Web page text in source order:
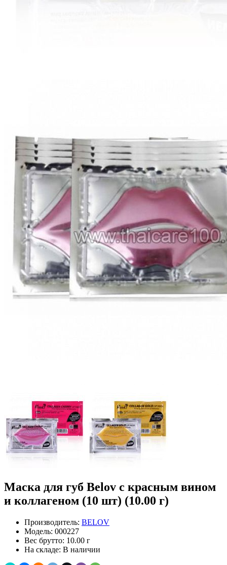
Маска для губ Belov с красным вином
и коллагеном (10 шт) (10.00 г)
Производитель: BELOV
Модель: 000227
Вес брутто: 10.00 г
На складе: В наличии